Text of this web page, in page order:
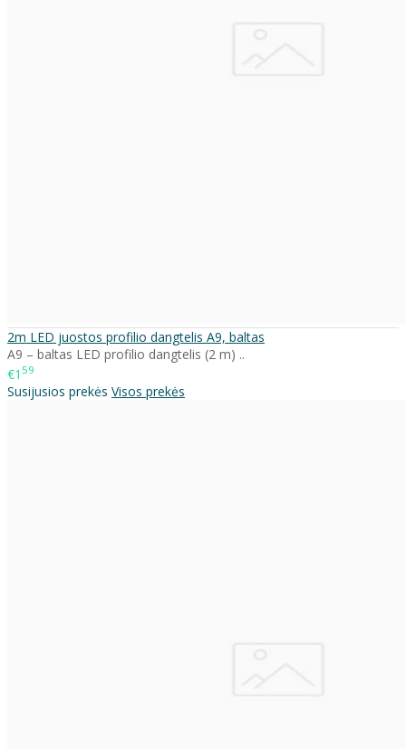
2m LED juostos profilio dangtelis A9, baltas
A9 – baltas LED profilio dangtelis (2 m) ..
€1 59
Susijusios prekės Visos prekės